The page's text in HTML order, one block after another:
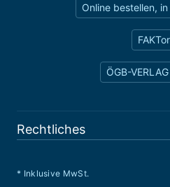
Online bestellen,
ÖGB-
Rechtliches
* Inklusive MwSt.